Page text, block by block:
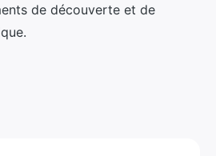
de découverte et de